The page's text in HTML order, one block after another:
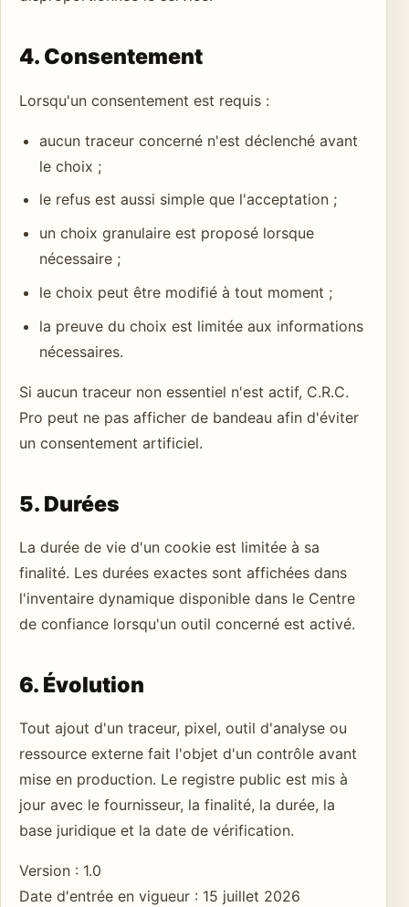
4. Consentement
Lorsqu'un consentement est requis :
aucun traceur concerné n'est déclenché avant
le choix ;
le refus est aussi simple que l'acceptation ;
un choix granulaire est proposé lorsque
nécessaire ;
le choix peut être modifié à tout moment ;
la preuve du choix est limitée aux informations
nécessaires.
Si aucun traceur non essentiel n'est actif, C.R.C.
Pro peut ne pas afficher de bandeau afin d'éviter
un consentement artificiel.
5. Durées
La durée de vie d'un cookie est limitée à sa
finalité. Les durées exactes sont affichées dans
l'inventaire dynamique disponible dans le Centre
de confiance lorsqu'un outil concerné est activé.
6. Évolution
Tout ajout d'un traceur, pixel, outil d'analyse ou
ressource externe fait l'objet d'un contrôle avant
mise en production. Le registre public est mis à
jour avec le fournisseur, la finalité, la durée, la
base juridique et la date de vérification.
Version : 1.0
Date d'entrée en vigueur : 15 juillet 2026